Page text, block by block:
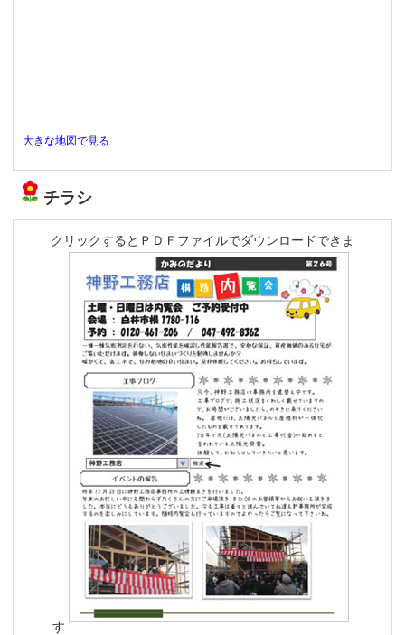
大きな地図で見る
チラシ
クリックするとＰＤＦファイルでダウンロードできま
す